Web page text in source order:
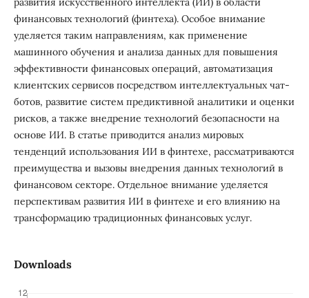
финансовых технологий (финтеха). Особое внимание
уделяется таким направлениям, как применение
машинного обучения и анализа данных для повышения
эффективности финансовых операций, автоматизация
клиентских сервисов посредством интеллектуальных чат-
ботов, развитие систем предиктивной аналитики и оценки
рисков, а также внедрение технологий безопасности на
основе ИИ. В статье приводится анализ мировых
тенденций использования ИИ в финтехе, рассматриваются
преимущества и вызовы внедрения данных технологий в
финансовом секторе. Отдельное внимание уделяется
перспективам развития ИИ в финтехе и его влиянию на
трансформацию традиционных финансовых услуг.
Downloads